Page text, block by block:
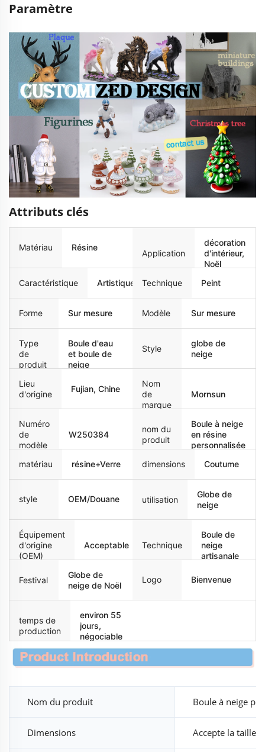
Paramètre
Attributs clés
Matériau Résine
Application
décoration
d'intérieur,
Noël
Caractéristique
Artistique Technique Peint
Forme Sur mesure Modèle Sur mesure
Type
de
produit
Boule d'eau
et boule de
neige
Style
globe de
neige
Lieu
d'origine
Fujian, Chine
Nom
de
marque
Mornsun
Numéro
de
modèle
W250384
nom du
produit
Boule à neige
en résine
personnalisée
matériau
résine+Verre dimensions Coutume
style OEM/Douane utilisation
Globe de
neige
Équipement
d'origine
(OEM)
Acceptable Technique
Boule de
neige
artisanale
Festival
Globe de
neige de Noël
Logo Bienvenue
temps de
production
environ 55
jours,
négociable
Nom du produit Boule à neige
Dimensions Accepte la taille